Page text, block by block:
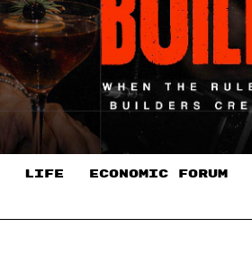
LIFE ECONOMIC FORUM